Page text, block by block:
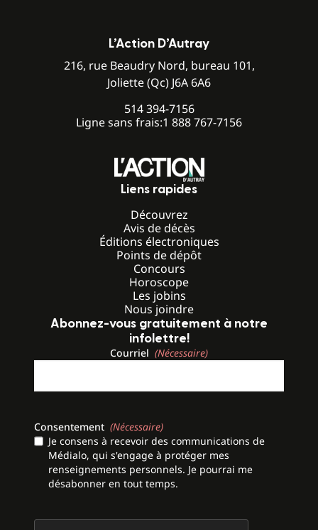
L’Action D’Autray
216, rue Beaudry Nord, bureau 101,
Joliette (Qc) J6A 6A6
514 394-7156
Ligne sans frais:1 888 767-7156
Liens rapides
Découvrez
Avis de décès
Éditions électroniques
Points de dépôt
Concours
Horoscope
Les jobins
Nous joindre
Abonnez-vous gratuitement à notre
infolettre!
Courriel (Nécessaire)
Consentement (Nécessaire)
Je consens à recevoir des communications de
Médialo, qui s'engage à protéger mes
renseignements personnels. Je pourrai me
désabonner en tout temps.
CAPTCHA